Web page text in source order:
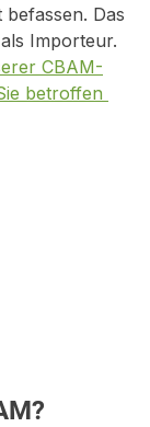
befassen. Das
Importeur.
CBAM-
betroffen